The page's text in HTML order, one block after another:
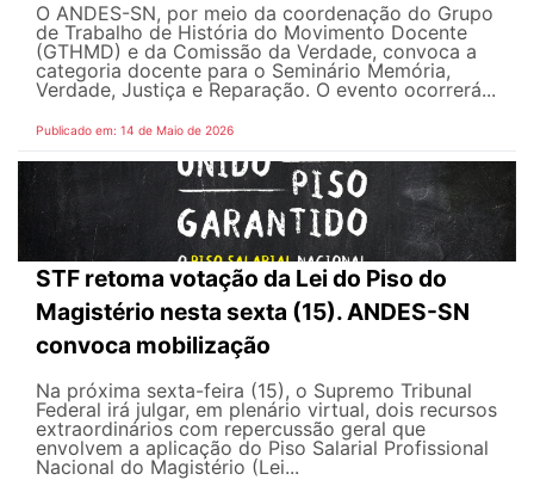
O ANDES-SN, por meio da coordenação do Grupo
de Trabalho de História do Movimento Docente
(GTHMD) e da Comissão da Verdade, convoca a
categoria docente para o Seminário Memória,
Verdade, Justiça e Reparação. O evento ocorrerá...
Publicado em: 14 de Maio de 2026
STF retoma votação da Lei do Piso do
Magistério nesta sexta (15). ANDES-SN
convoca mobilização
Na próxima sexta-feira (15), o Supremo Tribunal
Federal irá julgar, em plenário virtual, dois recursos
extraordinários com repercussão geral que
envolvem a aplicação do Piso Salarial Profissional
Nacional do Magistério (Lei...